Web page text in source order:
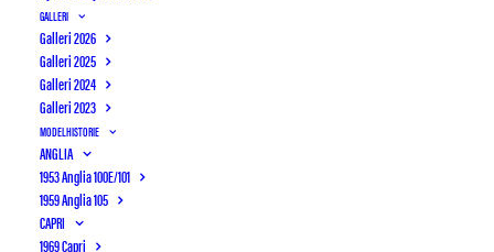
GALLERI
Galleri 2026
Galleri 2025
Galleri 2024
Galleri 2023
MODELHISTORIE
ANGLIA
1953 Anglia 100E/101
1959 Anglia 105
CAPRI
1969 Capri
OTTERUP BILSYN